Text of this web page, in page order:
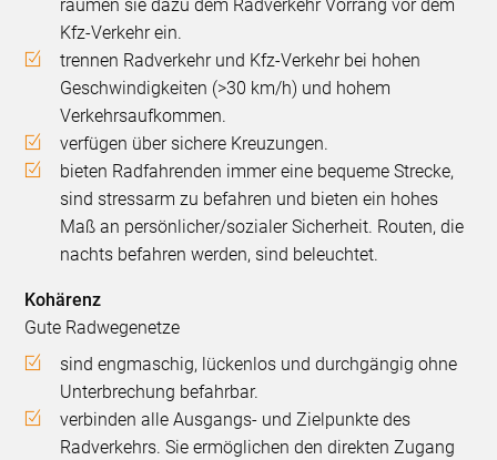
räumen sie dazu dem Radverkehr Vorrang vor dem
Kfz-Verkehr ein.
trennen Radverkehr und Kfz-Verkehr bei hohen
Geschwindigkeiten (>30 km/h) und hohem
Verkehrsaufkommen.
verfügen über sichere Kreuzungen.
bieten Radfahrenden immer eine bequeme Strecke,
sind stressarm zu befahren und bieten ein hohes
Maß an persönlicher/sozialer Sicherheit. Routen, die
nachts befahren werden, sind beleuchtet.
Kohärenz
Gute Radwegenetze
sind engmaschig, lückenlos und durchgängig ohne
Unterbrechung befahrbar.
verbinden alle Ausgangs- und Zielpunkte des
Radverkehrs. Sie ermöglichen den direkten Zugang